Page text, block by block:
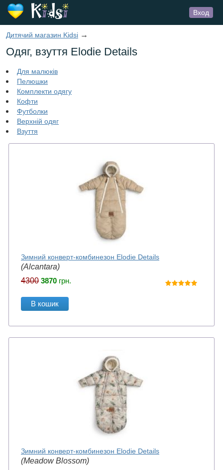
Вход
Дитячий магазин Kidsi →
Одяг, взуття Elodie Details
Для малюків
Пелюшки
Комплекти одягу
Кофти
Футболки
Верхній одяг
Взуття
Зимний конверт-комбинезон Elodie Details
(Alcantara)
4300 3870 грн.
В кошик
Зимний конверт-комбинезон Elodie Details
(Meadow Blossom)